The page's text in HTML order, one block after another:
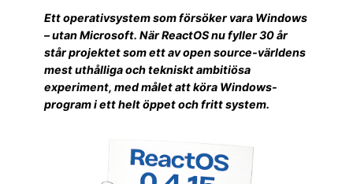
Ett operativsystem som försöker vara Windows
– utan Microsoft. När ReactOS nu fyller 30 år
står projektet som ett av open source-världens
mest uthålliga och tekniskt ambitiösa
experiment, med målet att köra Windows-
program i ett helt öppet och fritt system.